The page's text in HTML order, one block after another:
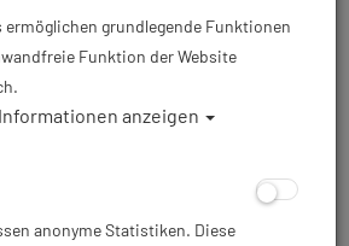
ermöglichen grundlegende Funktionen
Funktion der Website
anzeigen
anonyme Statistiken. Diese